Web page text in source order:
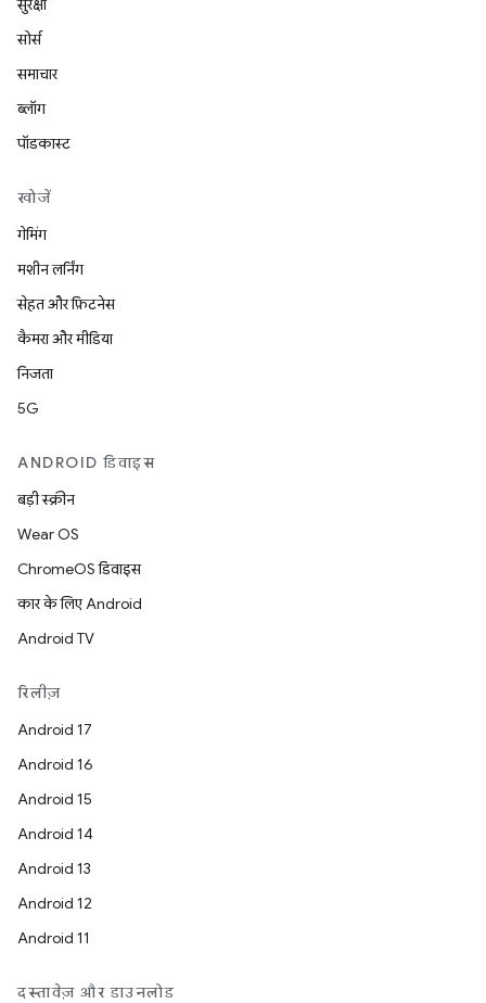
सुरक्षा
सोर्स
समाचार
ब्लॉग
पॉडकास्ट
खोजें
गेमिंग
मशीन लर्निंग
सेहत और फ़िटनेस
कैमरा और मीडिया
निजता
5G
ANDROID डिवाइस
बड़ी स्क्रीन
Wear OS
ChromeOS डिवाइस
कार के लिए Android
Android TV
रिलीज़
Android 17
Android 16
Android 15
Android 14
Android 13
Android 12
Android 11
दस्तावेज़ और डाउनलोड